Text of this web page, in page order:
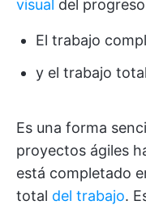
visual del
El trabajo
y el trabajo
Es una forma
proyectos ágiles
está completado
total del trabajo.